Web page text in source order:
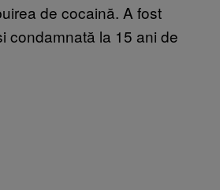
de cocaină. A fost
condamnată la 15 ani de